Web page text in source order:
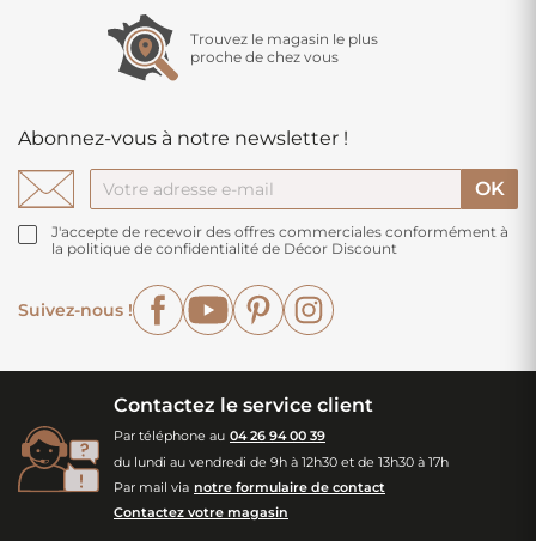
Trouvez le magasin le plus
proche de chez vous
Abonnez-vous à notre newsletter !
J'accepte de recevoir des offres commerciales conformément à
la politique de confidentialité de Décor Discount
Suivez-nous !
FacebookYouTubePinterest
Contactez le service client
Par téléphone au 04 26 94 00 39
du lundi au vendredi de 9h à 12h30 et de 13h30 à 17h
Par mail via notre formulaire de contact
Contactez votre magasin